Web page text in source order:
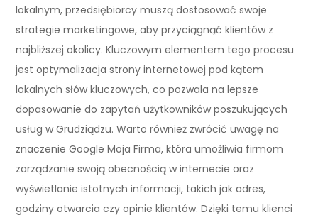
lokalnym, przedsiębiorcy muszą dostosować swoje
strategie marketingowe, aby przyciągnąć klientów z
najbliższej okolicy. Kluczowym elementem tego procesu
jest optymalizacja strony internetowej pod kątem
lokalnych słów kluczowych, co pozwala na lepsze
dopasowanie do zapytań użytkowników poszukujących
usług w Grudziądzu. Warto również zwrócić uwagę na
znaczenie Google Moja Firma, która umożliwia firmom
zarządzanie swoją obecnością w internecie oraz
wyświetlanie istotnych informacji, takich jak adres,
godziny otwarcia czy opinie klientów. Dzięki temu klienci